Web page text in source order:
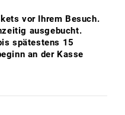
vor Ihrem Besuch.
ausgebucht.
spätestens 15
an der Kasse